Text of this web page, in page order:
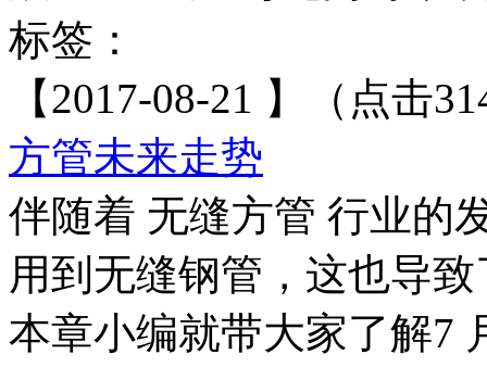
标签：
【2017-08-21 】（点击
方管未来走势
伴随着 无缝方管 行业的
用到无缝钢管，这也导
本章小编就带大家了解7